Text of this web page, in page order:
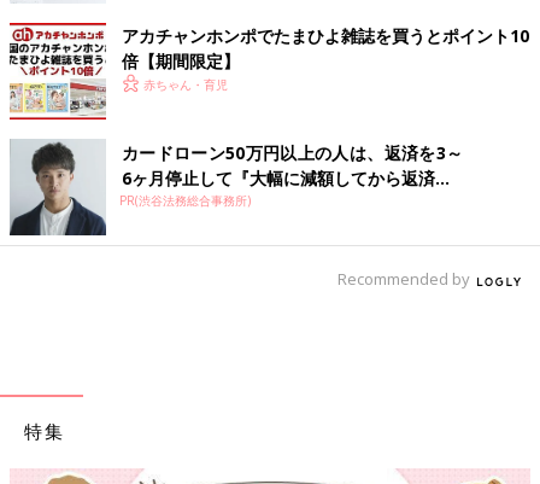
アカチャンホンポでたまひよ雑誌を買うとポイント10
倍【期間限定】
赤ちゃん・育児
カードローン50万円以上の人は、返済を3～
6ヶ月停止して『大幅に減額してから返済...
PR(渋谷法務総合事務所)
Recommended by
特集